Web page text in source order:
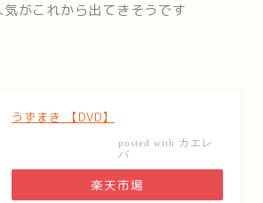
がこれから出てきそうです
うずまき 【DVD】
posted with カエレ
バ
楽天市場